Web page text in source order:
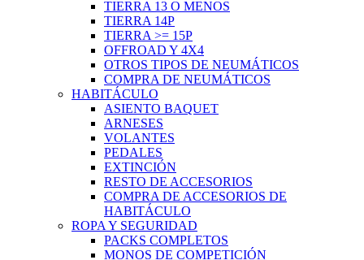
TIERRA 13 O MENOS
TIERRA 14P
TIERRA >= 15P
OFFROAD Y 4X4
OTROS TIPOS DE NEUMÁTICOS
COMPRA DE NEUMÁTICOS
HABITÁCULO
ASIENTO BAQUET
ARNESES
VOLANTES
PEDALES
EXTINCIÓN
RESTO DE ACCESORIOS
COMPRA DE ACCESORIOS DE
HABITÁCULO
ROPA Y SEGURIDAD
PACKS COMPLETOS
MONOS DE COMPETICIÓN